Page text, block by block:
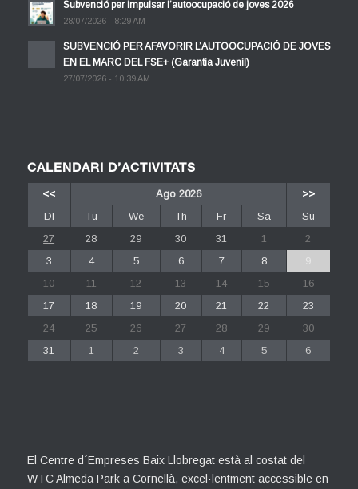
Subvenció per impulsar l’autoocupació de joves 2026
28/07/2026 - 8:29 AM
SUBVENCIÓ PER AFAVORIR L’AUTOOCUPACIÓ DE JOVES
EN EL MARC DEL FSE+ (Garantia Juvenil)
27/07/2026 - 10:39 AM
CALENDARI D’ACTIVITATS
<< Ago 2026
>>
Dl
Tu We Th Fr Sa
Su
27
28 29 30 31 1
2
3
4 5 6 7 8
9
10
11 12 13 14 15
16
17
18 19 20 21 22
23
24
25 26 27 28 29
30
31
1 2 3 4 5 6
El Centre d´Empreses Baix Llobregat està al costat del
WTC Almeda Park a Cornellà, excel·lentment accessible en